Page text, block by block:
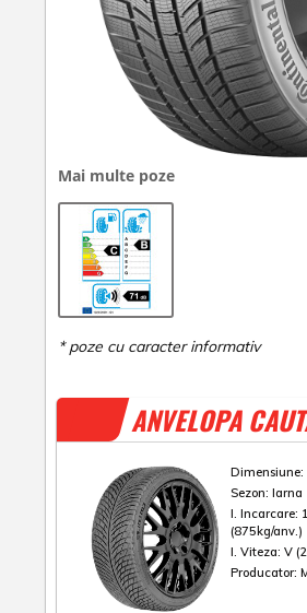
Mai multe poze
ANVELOPA
Dimensiune:
Sezon: Iarna
I. Incarcare:
(875kg/anv.)
I. Viteza: V
Producator: